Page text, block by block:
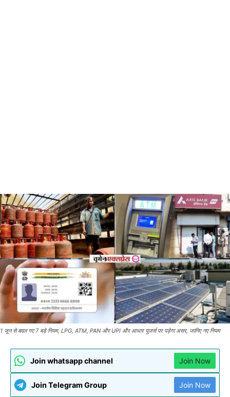
1 जून से बदल गए 7 बड़े नियम, LPG, ATM, PAN और UPI और आधार यूजर्स पर पड़ेगा असर, जानिए नए नियम
Join whatsapp channel Join Now
Join Telegram Group Join Now